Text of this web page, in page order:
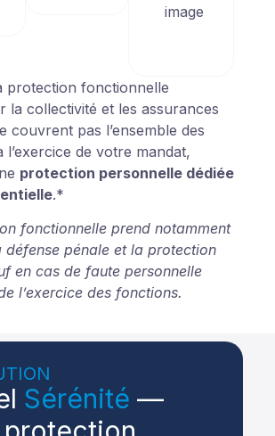
image
protection fonctionnelle
la collectivité et les assurances
couvrent pas l’ensemble des
l’exercice de votre mandat,
protection personnelle dédiée
.*
fonctionnelle prend notamment
défense pénale et la protection
en cas de faute personnelle
l’exercice des fonctions.
Sérénité —